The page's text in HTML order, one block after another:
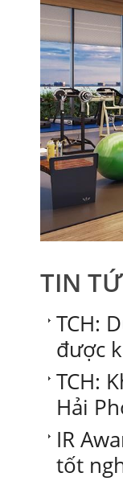
TIN
TCH:
được
TCH:
Hải
IR
tốt